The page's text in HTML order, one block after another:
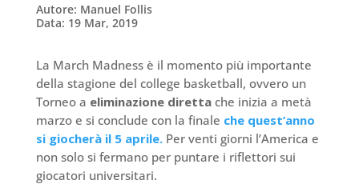
Autore: Manuel Follis
Data: 19 Mar, 2019
La March Madness è il momento più importante
della stagione del college basketball, ovvero un
Torneo a eliminazione direttache inizia a metà
marzo e si conclude con la finale che quest’anno
si giocherà il 5 aprile.Per venti giorni l’America e
non solo si fermano per puntare i riflettori sui
giocatori universitari.